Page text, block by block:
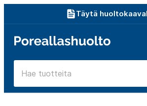
sisältöön
Täytä
Poreallashuolto